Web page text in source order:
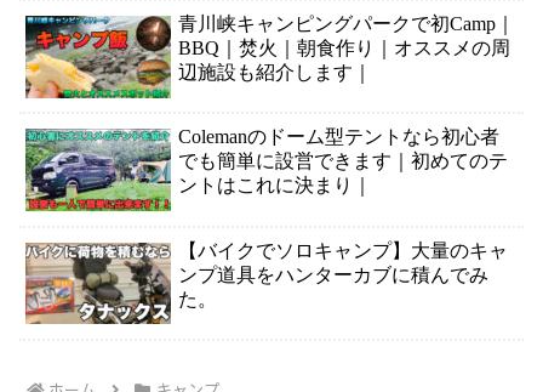
青川峡キャンピングパークで初Camp｜
BBQ｜焚火｜朝食作り｜オススメの周
辺施設も紹介します｜
Colemanのドーム型テントなら初心者
でも簡単に設営できます｜初めてのテ
ントはこれに決まり｜
【バイクでソロキャンプ】大量のキャ
ンプ道具をハンターカブに積んでみ
た。